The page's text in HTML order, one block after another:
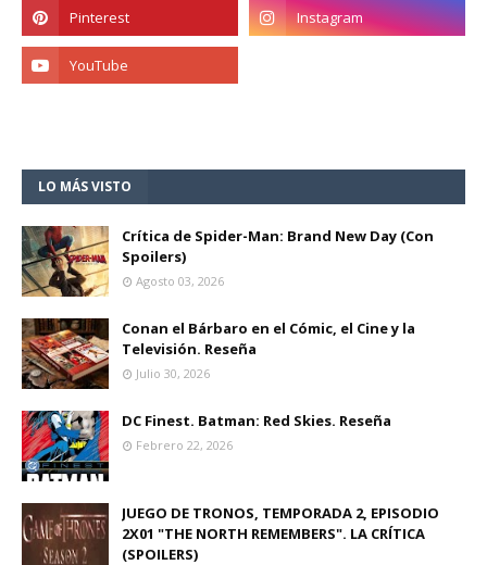
LO MÁS VISTO
Crítica de Spider-Man: Brand New Day (Con
Spoilers)
Agosto 03, 2026
Conan el Bárbaro en el Cómic, el Cine y la
Televisión. Reseña
Julio 30, 2026
DC Finest. Batman: Red Skies. Reseña
Febrero 22, 2026
JUEGO DE TRONOS, TEMPORADA 2, EPISODIO
2X01 "THE NORTH REMEMBERS". LA CRÍTICA
(SPOILERS)